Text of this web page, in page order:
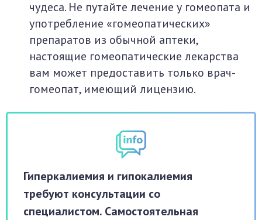
чудеса. Не путайте лечение у гомеопата и
употребление «гомеопатических»
препаратов из обычной аптеки,
настоящие гомеопатические лекарства
вам может предоставить только врач-
гомеопат, имеющий лицензию.
Гиперкалиемия и гипокалиемия
требуют консультации со
специалистом. Самостоятельная